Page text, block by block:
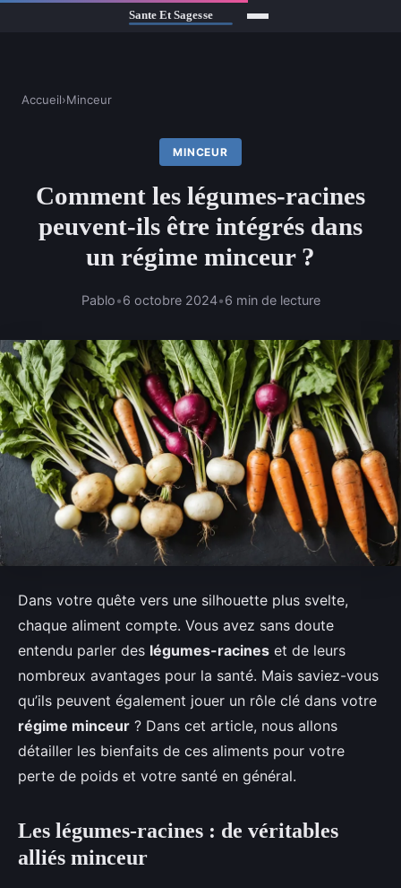
Accueil›Minceur
MINCEUR
Comment les légumes-racines
peuvent-ils être intégrés dans
un régime minceur ?
Pablo•6 octobre 2024•6 min de lecture
Dans votre quête vers une silhouette plus svelte,
chaque aliment compte. Vous avez sans doute
entendu parler des légumes-racines et de leurs
nombreux avantages pour la santé. Mais saviez-vous
qu’ils peuvent également jouer un rôle clé dans votre
régime minceur ? Dans cet article, nous allons
détailler les bienfaits de ces aliments pour votre
perte de poids et votre santé en général.
Les légumes-racines : de véritables
alliés minceur